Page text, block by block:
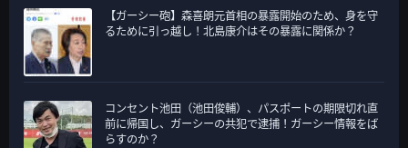
【ガーシー砲】森喜朗元首相の暴露開始のため、身を守
るために引っ越し！北島康介はその暴露に関係か？
コンセント池田（池田俊輔）、パスポートの期限切れ直
前に帰国し、ガーシーの共犯で逮捕！ガーシー情報をば
らすのか？